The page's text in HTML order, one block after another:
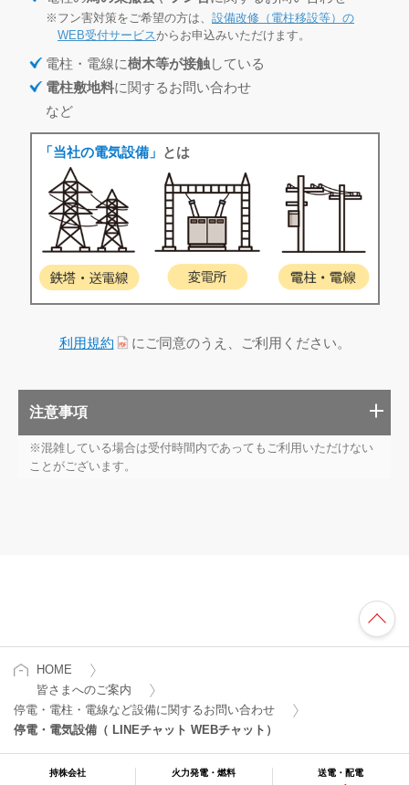
フン害対策をご希望の方は、設備改修（電柱移設等）の
WEB受付サービスからお申込みいただけます。
電柱・電線に樹木等が接触している
電柱敷地料に関するお問い合わせ
など
「当社の電気設備」 とは
利用規約 にご同意のうえ、ご利用ください。
注意事項
※混雑している場合は受付時間内であってもご利用いただけない
ことがございます。
HOME
皆さまへのご案内
停電・電柱・電線など設備に関するお問い合わせ
停電・電気設備（ LINEチャット WEBチャット）
持株会社 火力発電・燃料 送電・配電